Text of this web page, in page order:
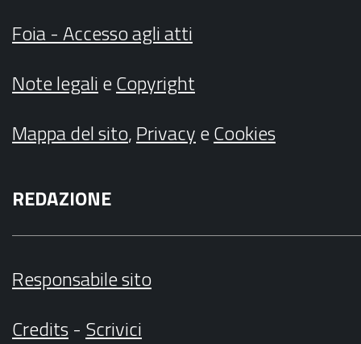
Foia - Accesso agli atti
Note legalieCopyright
Mappa del sito,PrivacyeCookies
REDAZIONE
Responsabile sito
Credits- Scrivici